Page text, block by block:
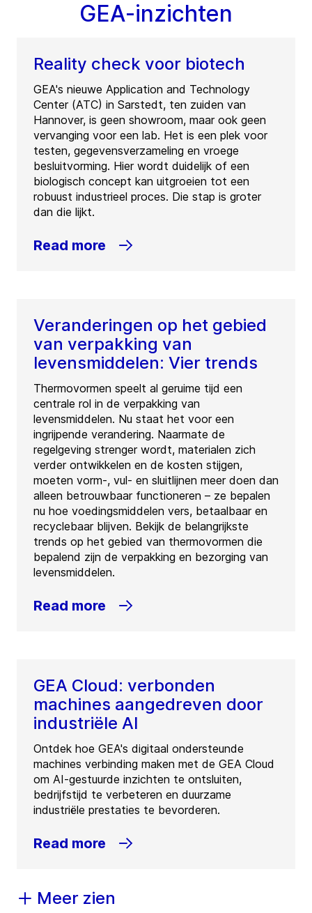
GEA-inzichten
Reality check voor biotech
GEA's nieuwe Application and Technology
Center (ATC) in Sarstedt, ten zuiden van
Hannover, is geen showroom, maar ook geen
vervanging voor een lab. Het is een plek voor
testen, gegevensverzameling en vroege
besluitvorming. Hier wordt duidelijk of een
biologisch concept kan uitgroeien tot een
robuust industrieel proces. Die stap is groter
dan die lijkt.
Read more
Veranderingen op het gebied
van verpakking van
levensmiddelen: Vier trends
Thermovormen speelt al geruime tijd een
centrale rol in de verpakking van
levensmiddelen. Nu staat het voor een
ingrijpende verandering. Naarmate de
regelgeving strenger wordt, materialen zich
verder ontwikkelen en de kosten stijgen,
moeten vorm-, vul- en sluitlijnen meer doen dan
alleen betrouwbaar functioneren – ze bepalen
nu hoe voedingsmiddelen vers, betaalbaar en
recyclebaar blijven. Bekijk de belangrijkste
trends op het gebied van thermovormen die
bepalend zijn de verpakking en bezorging van
levensmiddelen.
Read more
GEA Cloud: verbonden
machines aangedreven door
industriële AI
Ontdek hoe GEA's digitaal ondersteunde
machines verbinding maken met de GEA Cloud
om AI-gestuurde inzichten te ontsluiten,
bedrijfstijd te verbeteren en duurzame
industriële prestaties te bevorderen.
Read more
Meer zien